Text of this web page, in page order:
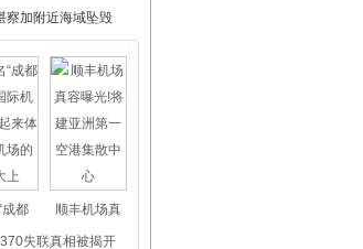
察加附近海域坠毁
成都 顺丰机场真
失联真相被揭开